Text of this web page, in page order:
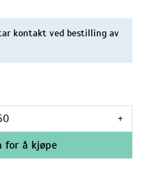
tar kontakt ved bestilling av
+
for å kjøpe